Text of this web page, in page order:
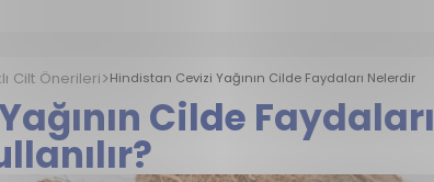
Cilt Önerileri Hindistan Cevizi Yağının Cilde Faydaları Nelerdir
Cilde Faydaları